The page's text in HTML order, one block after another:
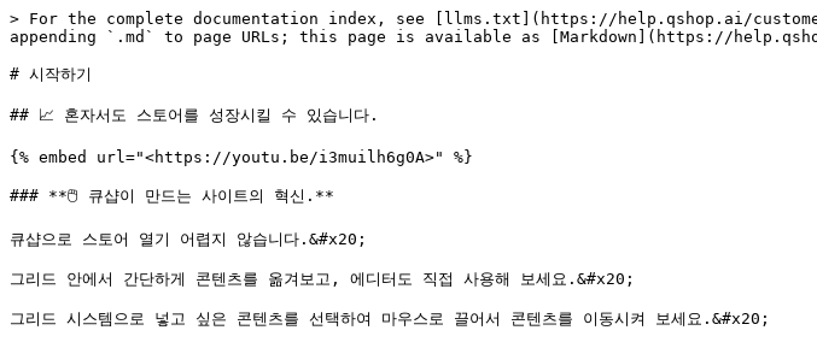
> For the complete documentation index, see [llms.txt](https://help.qshop.ai/
appending `.md` to page URLs; this page is available as [Markdown](https://
# 시작하기
## 📈 혼자서도 스토어를 성장시킬 수 있습니다.
{% embed url="<https://youtu.be/i3muilh6g0A>" %}
### **🖱️️ 큐샵이 만드는 사이트의 혁신.**
큐샵으로 스토어 열기 어렵지 않습니다.&#x20;
그리드 안에서 간단하게 콘텐츠를 옮겨보고, 에디터도 직접 사용해 보세요.&#x20;
그리드 시스템으로 넣고 싶은 콘텐츠를 선택하여 마우스로 끌어서 콘텐츠를 이동시켜 보세요.&#x20;